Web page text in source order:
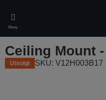
main
content
Meny
Ceiling Mount
Utsolgt SKU: V12H003B17